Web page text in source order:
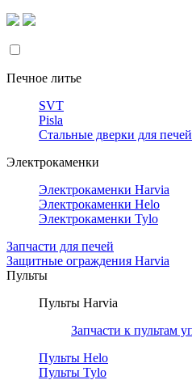
Печное литье
SVT
Pisla
Стальные дверки для
Электрокаменки
Электрокаменки Harvia
Электрокаменки Helo
Электрокаменки Tylo
Запчасти для печей
Защитные ограждения Harvia
Пульты
Пульты Harvia
Запчасти к пультам
Пульты Helo
Пульты Tylo